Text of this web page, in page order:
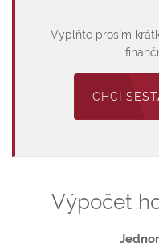
Vyplňte prosím
CHCI
Výpočet